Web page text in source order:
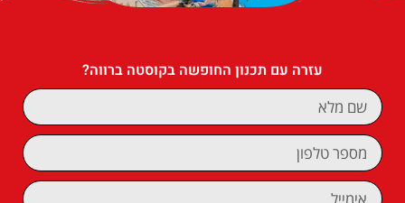
עזרה עם תכנון החופשה בקוסטה ברווה?